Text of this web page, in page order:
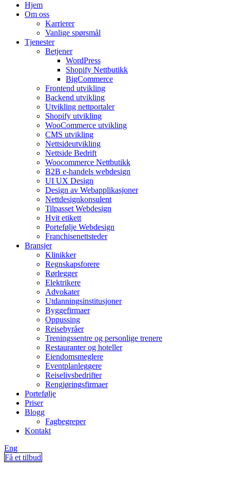
Hjem
Om oss
Karrierer
Vanlige spørsmål
Tjenester
Betjener
WordPress
Shopify Nettbutikk
BigCommerce
Frontend utvikling
Backend utvikling
Utvikling nettportaler
Shopify utvikling
WooCommerce utvikling
CMS utvikling
Nettsideutvikling
Nettside Bedrift
Woocommerce Nettbutikk
B2B e-handels webdesign
UI UX Design
Design av Webapplikasjoner
Nettdesignkonsulent
Tilpasset Webdesign
Hvit etikett
Portefølje Webdesign
Franchisenettsteder
Bransjer
Klinikker
Regnskapsforere
Rørlegger
Elektrikere
Advokater
Utdanningsinstitusjoner
Byggefirmaer
Oppussing
Reisebyråer
Treningssentre og personlige trenere
Restauranter og hoteller
Eiendomsmeglere
Eventplanleggere
Reiselivsbedrifter
Rengjøringsfirmaer
Portefølje
Priser
Blogg
Fagbegreper
Kontakt
Eng
Få et tilbud